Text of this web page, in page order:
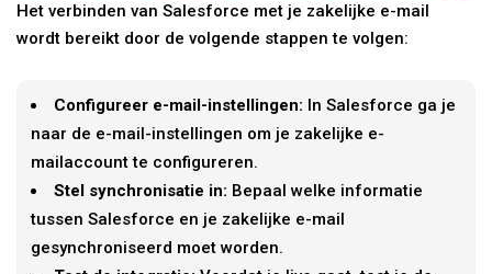
Het verbinden van Salesforce met je zakelijke e-mail
wordt bereikt door de volgende stappen te volgen:
Configureer e-mail-instellingen: In Salesforce ga je
naar de e-mail-instellingen om je zakelijke e-
mailaccount te configureren.
Stel synchronisatie in: Bepaal welke informatie
tussen Salesforce en je zakelijke e-mail
gesynchroniseerd moet worden.